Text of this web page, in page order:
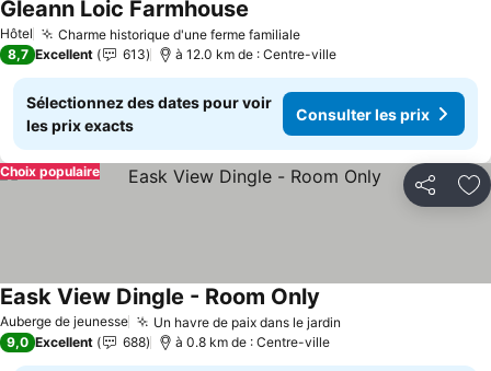
Hôtel Charme historique d'une ferme familiale
Gleann Loic Farmhouse
8,7 Excellent 613 à 12.0 km de : Centre-ville
Sélectionnez des dates pour voir
les prix exacts
Consulter les prix
Partager
Choix populaire
Auberge de jeunesse Un havre de paix dans le jardin
Eask View Dingle - Room Only
9,0 Excellent 688 à 0.8 km de : Centre-ville